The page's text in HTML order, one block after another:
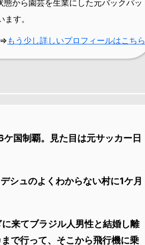
から園芸を生業にした元バックパッ
す。
⇒ もう少し詳しいプロフィールはこちら
国制覇。見た目は元サッカー日
シュのよくわからない村に1ケ月
来てブラジル人男性と結婚し離
で行って、そこから飛行機に乗